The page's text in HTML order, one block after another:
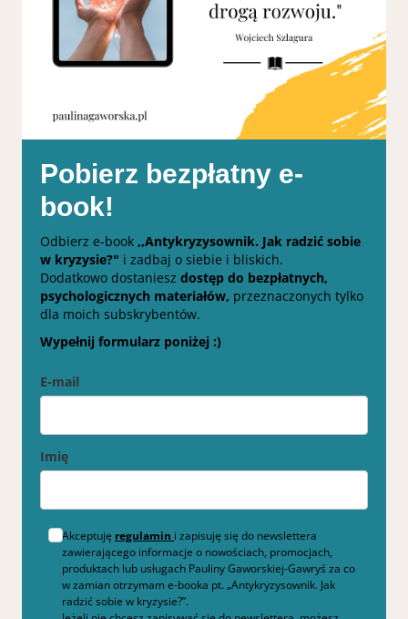
Pobierz bezpłatny e-
book!
Odbierz e-book ,,Antykryzysownik. Jak radzić sobie
w kryzysie?" i zadbaj o siebie i bliskich.
Dodatkowo dostaniesz dostęp do bezpłatnych,
psychologicznych materiałów, przeznaczonych tylko
dla moich subskrybentów.
Wypełnij formularz poniżej :)
E-mail
Imię
Akceptuję regulamin i zapisuję się do newslettera
zawierającego informacje o nowościach, promocjach,
produktach lub usługach Pauliny Gaworskiej-Gawryś za co
w zamian otrzymam e-booka pt. „Antykryzysownik. Jak
radzić sobie w kryzysie?”.